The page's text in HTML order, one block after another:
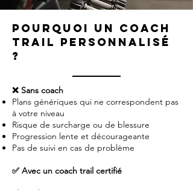
Pourquoi un coach
trail personnalisé
?
❌ Sans coach
Plans génériques qui ne correspondent pas
à votre niveau
Risque de surcharge ou de blessure
Progression lente et décourageante
Pas de suivi en cas de problème
✅ Avec un coach trail certifié